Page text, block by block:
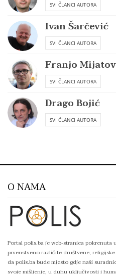
SVI ČLANCI AUTORA
Ivan Šarčević
SVI ČLANCI AUTORA
Franjo
SVI ČLANCI AUTORA
Drago Bojić
SVI ČLANCI AUTORA
O NAMA
Portal polis.ba je web-stranica pokrenuta
prvenstveno različite društvene,
da polis.ba bude mjesto gdje naši
svoje mišljenje, u duhu uključivosti i